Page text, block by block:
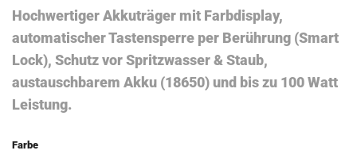
Hochwertiger Akkuträger mit Farbdisplay,
automatischer Tastensperre per Berührung (Smart
Lock), Schutz vor Spritzwasser & Staub,
austauschbarem Akku (18650) und bis zu 100 Watt
Leistung.
Farbe